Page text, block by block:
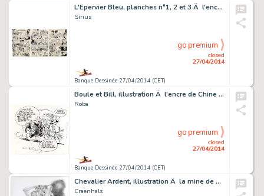
L'Epervier Bleu, planches n°1, 2 et 3 Ã l'encre …
Sirius
Banque Dessinée 27/04/2014 (CET)
closed
27/04/2014
go premium
Boule et Bill, illustration Ã l'encre de Chine pu…
Roba
Banque Dessinée 27/04/2014 (CET)
closed
27/04/2014
go premium
Chevalier Ardent, illustration Ã la mine de plomb…
Craenhals